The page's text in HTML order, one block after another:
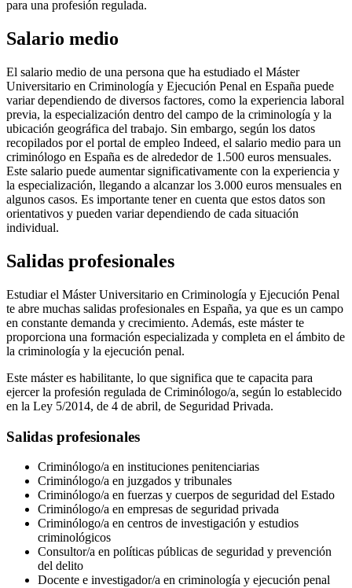
para una profesión regulada.
Salario medio
El salario medio de una persona que ha estudiado el Máster
Universitario en Criminología y Ejecución Penal en España puede
variar dependiendo de diversos factores, como la experiencia laboral
previa, la especialización dentro del campo de la criminología y la
ubicación geográfica del trabajo. Sin embargo, según los datos
recopilados por el portal de empleo Indeed, el salario medio para un
criminólogo en España es de alrededor de 1.500 euros mensuales.
Este salario puede aumentar significativamente con la experiencia y
la especialización, llegando a alcanzar los 3.000 euros mensuales en
algunos casos. Es importante tener en cuenta que estos datos son
orientativos y pueden variar dependiendo de cada situación
individual.
Salidas profesionales
Estudiar el Máster Universitario en Criminología y Ejecución Penal
te abre muchas salidas profesionales en España, ya que es un campo
en constante demanda y crecimiento. Además, este máster te
proporciona una formación especializada y completa en el ámbito de
la criminología y la ejecución penal.
Este máster es habilitante, lo que significa que te capacita para
ejercer la profesión regulada de Criminólogo/a, según lo establecido
en la Ley 5/2014, de 4 de abril, de Seguridad Privada.
Salidas profesionales
Criminólogo/a en instituciones penitenciarias
Criminólogo/a en juzgados y tribunales
Criminólogo/a en fuerzas y cuerpos de seguridad del Estado
Criminólogo/a en empresas de seguridad privada
Criminólogo/a en centros de investigación y estudios
criminológicos
Consultor/a en políticas públicas de seguridad y prevención
del delito
Docente e investigador/a en criminología y ejecución penal